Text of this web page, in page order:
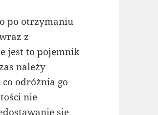
po otrzymaniu
z
jest to pojemnik
należy
odróżnia go
nie
się